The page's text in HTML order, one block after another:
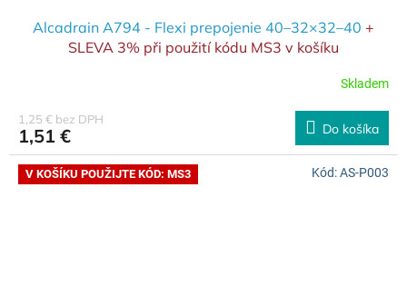
Alcadrain A794 - Flexi prepojenie 40–32×32–40 +
SLEVA 3% při použití kódu MS3 v košíku
Skladem
1,25 € bez DPH
1,51 € Do košíka
V KOŠÍKU POUŽIJTE KÓD: MS3 Kód:AS-P003